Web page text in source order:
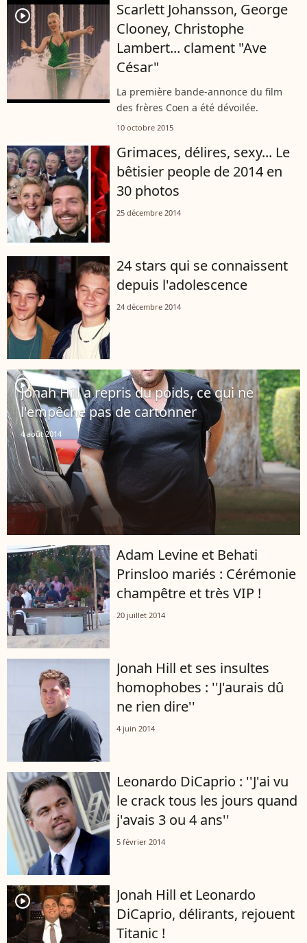
player2
Scarlett Johansson, George
Clooney, Christophe
Lambert... clament "Ave
César"
La première bande-annonce du film
des frères Coen a été dévoilée.
10 octobre 2015
Grimaces, délires, sexy... Le
bêtisier people de 2014 en
30 photos
25 décembre 2014
24 stars qui se connaissent
depuis l'adolescence
24 décembre 2014
player2
Jonah Hill a repris du poids, ce qui ne
l'empêche pas de cartonner
4 août 2014
Adam Levine et Behati
Prinsloo mariés : Cérémonie
champêtre et très VIP !
20 juillet 2014
Jonah Hill et ses insultes
homophobes : ''J'aurais dû
ne rien dire''
4 juin 2014
Leonardo DiCaprio : ''J'ai vu
le crack tous les jours quand
j'avais 3 ou 4 ans''
5 février 2014
player2
Jonah Hill et Leonardo
DiCaprio, délirants, rejouent
Titanic !